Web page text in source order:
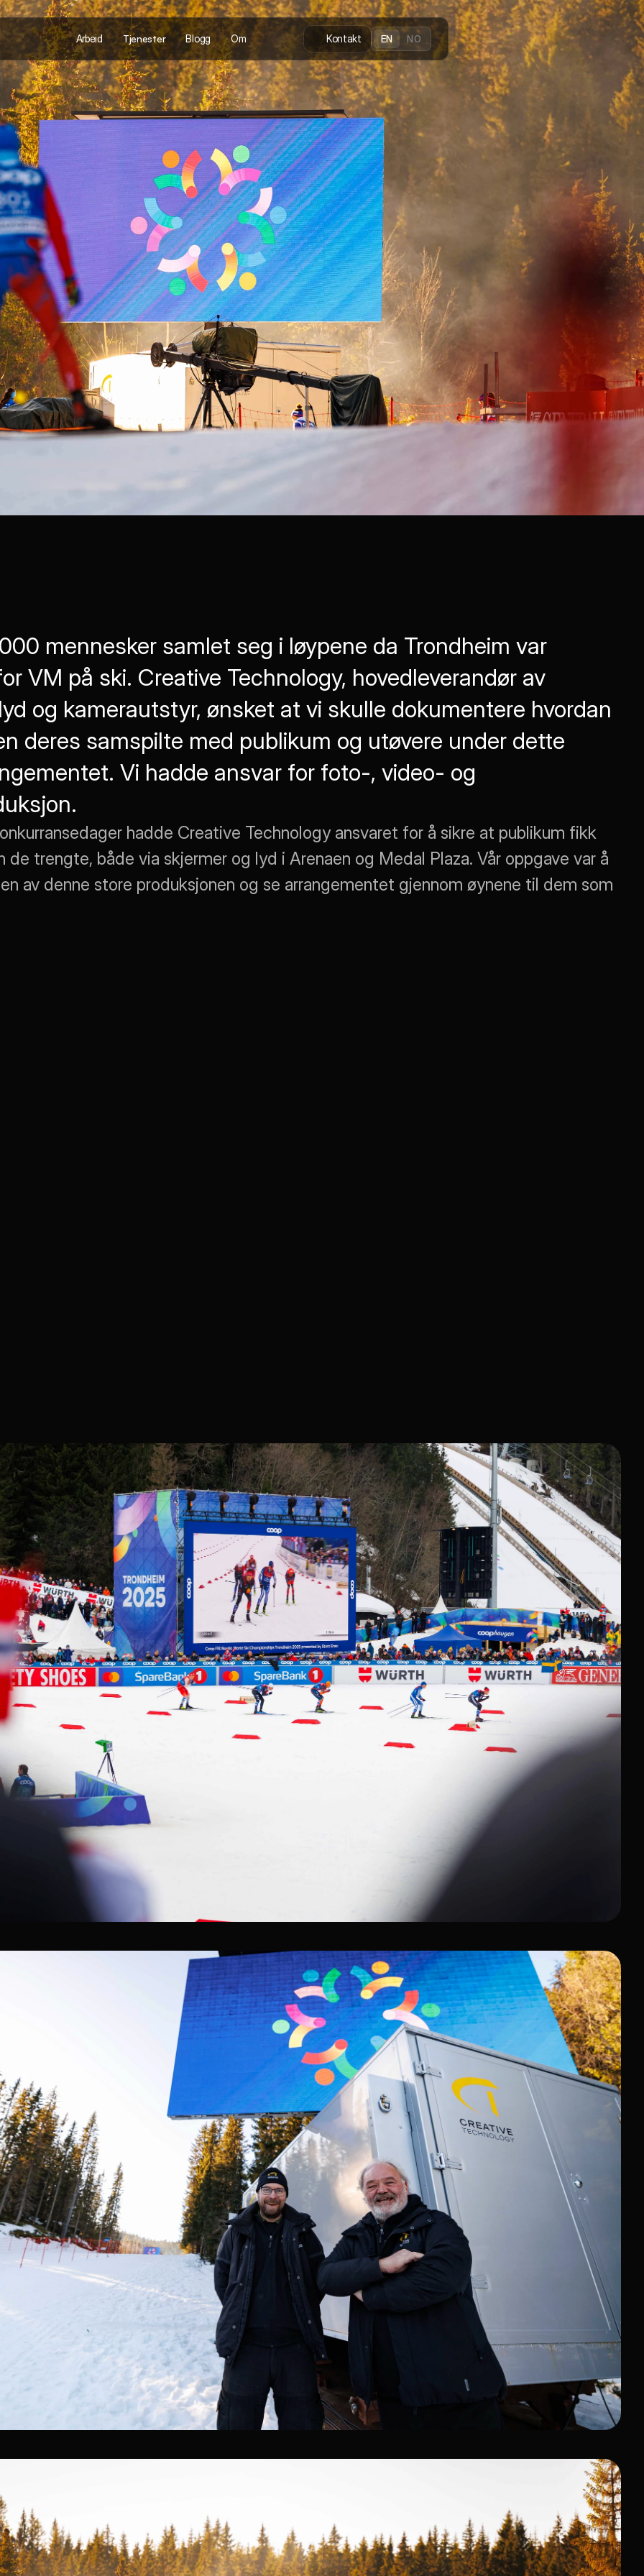
Arbeid Tjenester Blogg Om Kontakt EN NO
mennesker samlet seg i løypene da Trondheim var
VM på ski. Creative Technology, hovedleverandør av
og kamerautstyr, ønsket at vi skulle dokumentere hvordan
deres samspilte med publikum og utøvere under dette
Vi hadde ansvar for foto-, video- og
hadde Creative Technology ansvaret for å sikre at publikum fikk
de trengte, både via skjermer og lyd i Arenaen og Medal Plaza. Vår oppgave var å
av denne store produksjonen og se arrangementet gjennom øynene til dem som